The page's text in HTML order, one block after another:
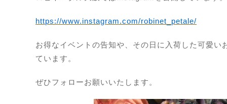
https://www.instagram.com/robinet_petale/
お得なイベントの告知や、その日に入荷した可愛い
ています。
ぜひフォローお願いいたします。